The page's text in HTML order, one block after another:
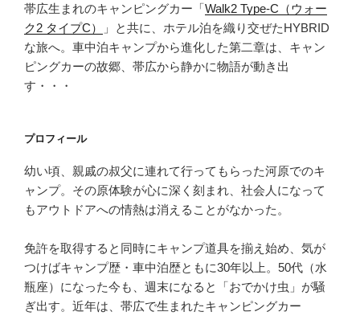
楽
し
む！
倉
敷
地
区
と
牡
ま
ん”
の
帯広生まれのキャンピングカー「Walk2 Type‑C（ウォー
ク2 タイプC）
」と共に、ホテル泊を織り交ぜたHYBRID
な旅へ。車中泊キャンプから進化した第二章は、キャン
ピングカーの故郷、帯広から静かに物語が動き出
す・・・
プロフィール
幼い頃、親戚の叔父に連れて行ってもらった河原でのキ
ャンプ。その原体験が心に深く刻まれ、社会人になって
もアウトドアへの情熱は消えることがなかった。
免許を取得すると同時にキャンプ道具を揃え始め、気が
つけばキャンプ歴・車中泊歴ともに30年以上。50代（水
瓶座）になった今も、週末になると「おでかけ虫」が騒
ぎ出す。近年は、帯広で生まれたキャンピングカー